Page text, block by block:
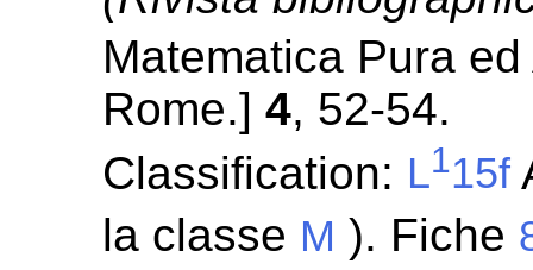
Matematica Pura
Rome.]4, 52-54.
Classification: L115f
la classe M ). Fiche